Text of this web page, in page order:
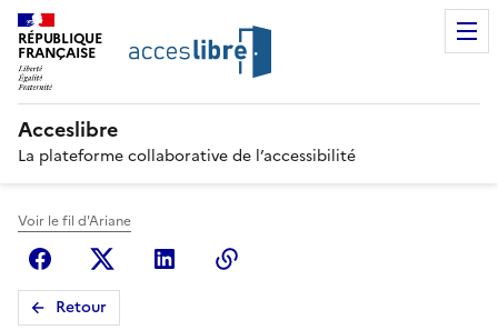
RÉPUBLIQUE
FRANÇAISE
Acceslibre
La plateforme collaborative de l’accessibilité
Voir le fil d'Ariane
FacebookX (anciennement Twitter)
Linkedin
Retour